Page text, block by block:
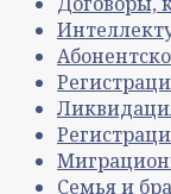
Семья и